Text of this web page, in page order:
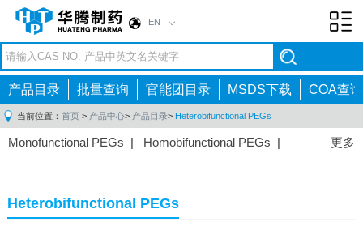
EN
产品目录 批量查询 官能团目录 MSDS下载 COA查询
当前位置： 首页 > 产品中心> 产品目录> Heterobifunctional PEGs
更多
Monofunctional PEGs | Homobifunctional PEGs |
Heterobifunctional PEGs